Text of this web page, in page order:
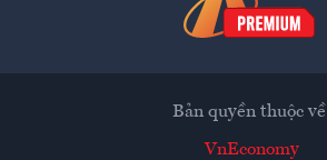
Bản quyền thuộc về
VnEconomy